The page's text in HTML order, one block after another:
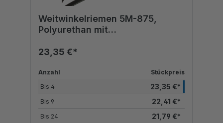
Weitwinkelriemen 5M-875,
Polyurethan mit
23,35 €*
Anzahl
Stückpreis
Bis 4 23,35 €*
Bis 9 22,41 €*
Bis 24 21,79 €*